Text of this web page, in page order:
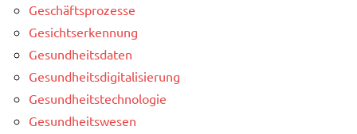
Geschäftsprozesse
Gesichtserkennung
Gesundheitsdaten
Gesundheitsdigitalisierung
Gesundheitstechnologie
Gesundheitswesen